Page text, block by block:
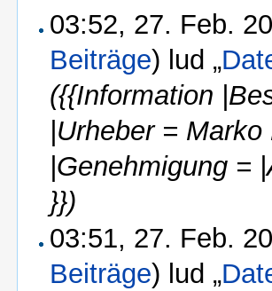
03:52, 27. Feb.
Beiträge) lud „
({{Information
|Urheber =
|Genehmigung =
}})
03:51, 27. Feb.
Beiträge) lud „